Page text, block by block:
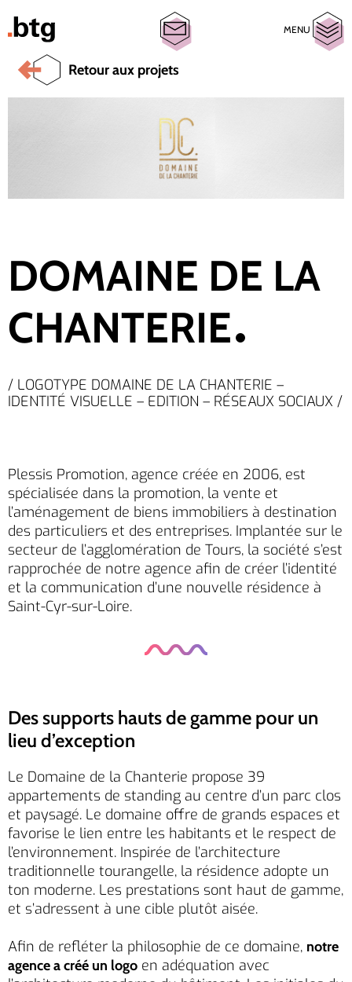
MENU
Retour aux projets
DOMAINE DE LA
CHANTERIE
/ LOGOTYPE DOMAINE DE LA CHANTERIE –
IDENTITÉ VISUELLE – EDITION – RÉSEAUX SOCIAUX /
Plessis Promotion, agence créée en 2006, est
spécialisée dans la promotion, la vente et
l’aménagement de biens immobiliers à destination
des particuliers et des entreprises. Implantée sur le
secteur de l’agglomération de Tours, la société s’est
rapprochée de notre agence afin de créer l’identité
et la communication d’une nouvelle résidence à
Saint-Cyr-sur-Loire.
Des supports hauts de gamme pour un
lieu d’exception
Le Domaine de la Chanterie propose 39
appartements de standing au centre d’un parc clos
et paysagé. Le domaine offre de grands espaces et
favorise le lien entre les habitants et le respect de
l’environnement. Inspirée de l’architecture
traditionnelle tourangelle, la résidence adopte un
ton moderne. Les prestations sont haut de gamme,
et s’adressent à une cible plutôt aisée.
Afin de refléter la philosophie de ce domaine, notre
agence a créé un logo en adéquation avec